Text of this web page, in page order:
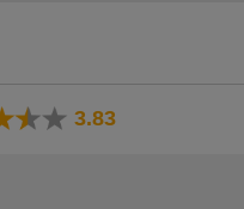
3.83